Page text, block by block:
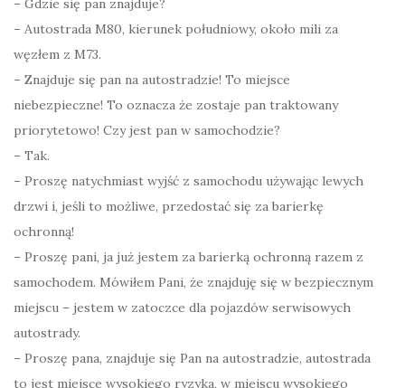
– Gdzie się pan znajduje?
– Autostrada M80, kierunek południowy, około mili za
węzłem z M73.
– Znajduje się pan na autostradzie! To miejsce
niebezpieczne! To oznacza że zostaje pan traktowany
priorytetowo! Czy jest pan w samochodzie?
– Tak.
– Proszę natychmiast wyjść z samochodu używając lewych
drzwi i, jeśli to możliwe, przedostać się za barierkę
ochronną!
– Proszę pani, ja już jestem za barierką ochronną razem z
samochodem. Mówiłem Pani, że znajduję się w bezpiecznym
miejscu – jestem w zatoczce dla pojazdów serwisowych
autostrady.
– Proszę pana, znajduje się Pan na autostradzie, autostrada
to jest miejsce wysokiego ryzyka, w miejscu wysokiego